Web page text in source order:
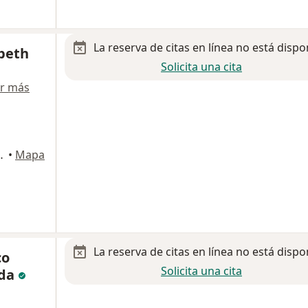
más
Veracruz • Mapa
La reserva de citas en línea no está
Solicita una cita
La reserva de citas en línea no está
Solicita una cita